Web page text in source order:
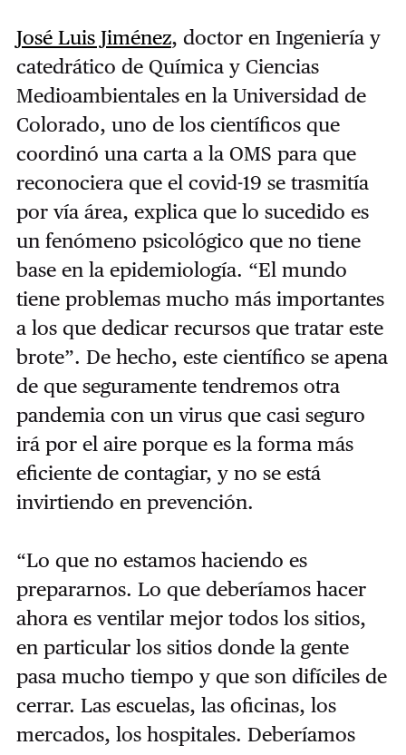
José Luis Jiménez, doctor en Ingeniería y
catedrático de Química y Ciencias
Medioambientales en la Universidad de
Colorado, uno de los científicos que
coordinó una carta a la OMS para que
reconociera que el covid-19 se trasmitía
por vía área, explica que lo sucedido es
un fenómeno psicológico que no tiene
base en la epidemiología. “El mundo
tiene problemas mucho más importantes
a los que dedicar recursos que tratar este
brote”. De hecho, este científico se apena
de que seguramente tendremos otra
pandemia con un virus que casi seguro
irá por el aire porque es la forma más
eficiente de contagiar, y no se está
invirtiendo en prevención.
“Lo que no estamos haciendo es
prepararnos. Lo que deberíamos hacer
ahora es ventilar mejor todos los sitios,
en particular los sitios donde la gente
pasa mucho tiempo y que son difíciles de
cerrar. Las escuelas, las oficinas, los
mercados, los hospitales. Deberíamos